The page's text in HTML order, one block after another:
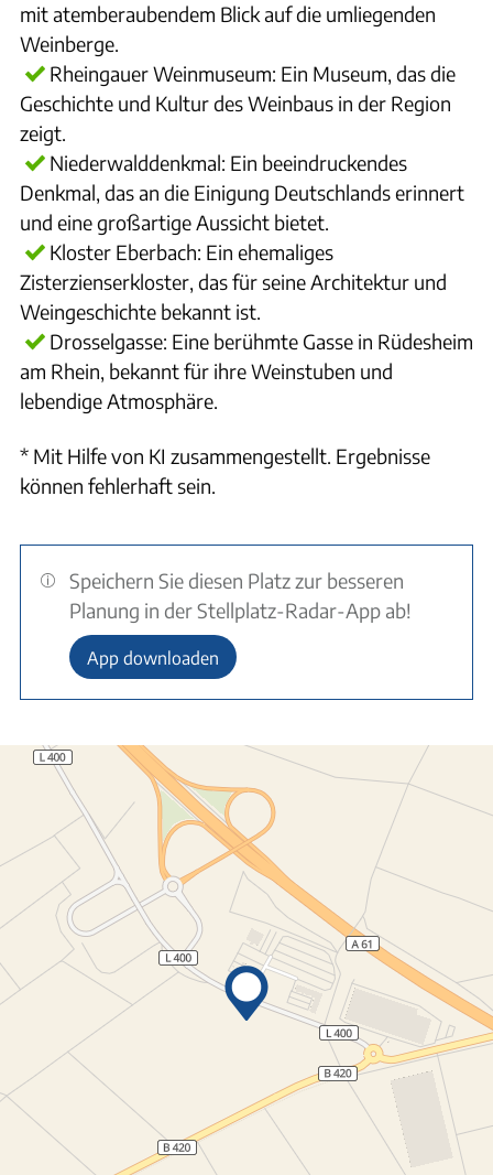
mit atemberaubendem Blick auf die umliegenden
Weinberge.
Rheingauer Weinmuseum: Ein Museum, das die
Geschichte und Kultur des Weinbaus in der Region
zeigt.
Niederwalddenkmal: Ein beeindruckendes
Denkmal, das an die Einigung Deutschlands erinnert
und eine großartige Aussicht bietet.
Kloster Eberbach: Ein ehemaliges
Zisterzienserkloster, das für seine Architektur und
Weingeschichte bekannt ist.
Drosselgasse: Eine berühmte Gasse in Rüdesheim
am Rhein, bekannt für ihre Weinstuben und
lebendige Atmosphäre.
* Mit Hilfe von KI zusammengestellt. Ergebnisse
können fehlerhaft sein.
Speichern Sie diesen Platz zur besseren
Planung in der Stellplatz-Radar-App ab!
App downloaden